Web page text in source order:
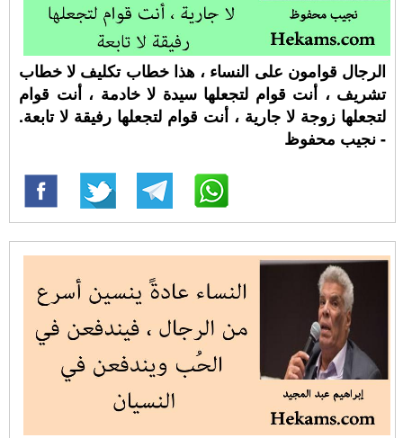
الرجال قوامون على النساء ، هذا خطاب تكليف لا خطاب
تشريف ، أنت قوام لتجعلها سيدة لا خادمة ، أنت قوام
لتجعلها زوجة لا جارية ، أنت قوام لتجعلها رفيقة لا تابعة.
- نجيب محفوظ